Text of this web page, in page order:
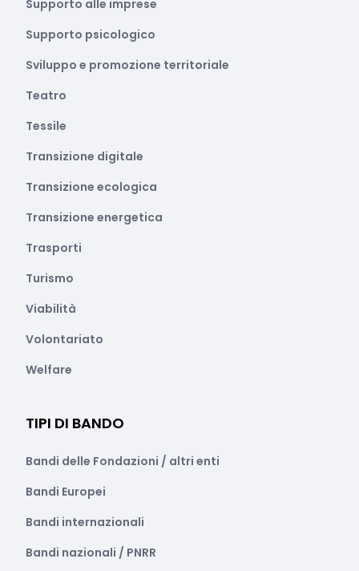
Supporto alle imprese
Supporto psicologico
Sviluppo e promozione territoriale
Teatro
Tessile
Transizione digitale
Transizione ecologica
Transizione energetica
Trasporti
Turismo
Viabilità
Volontariato
Welfare
TIPI DI BANDO
Bandi delle Fondazioni / altri enti
Bandi Europei
Bandi internazionali
Bandi nazionali / PNRR